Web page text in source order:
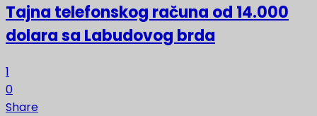
Tajna telefonskog računa od 14.000
dolara sa Labudovog brda
1
0
Share